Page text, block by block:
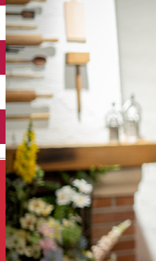
English
Închirieri auto
Închirieri de biciclete